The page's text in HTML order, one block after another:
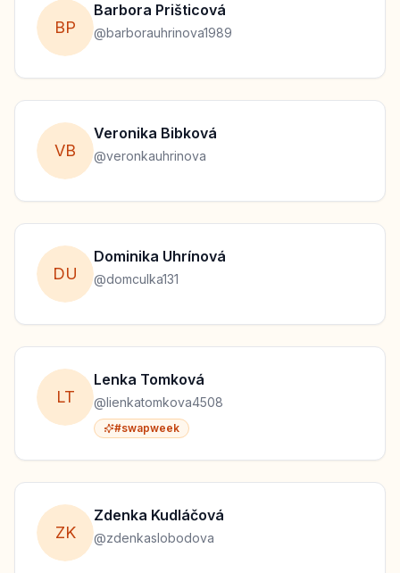
BP
Barbora Prišticová
@barborauhrinova1989
VB
Veronika Bibková
@veronkauhrinova
DU
Dominika Uhrínová
@domculka131
LT
Lenka Tomková
@lienkatomkova4508
#swapweek
ZK
Zdenka Kudláčová
@zdenkaslobodova